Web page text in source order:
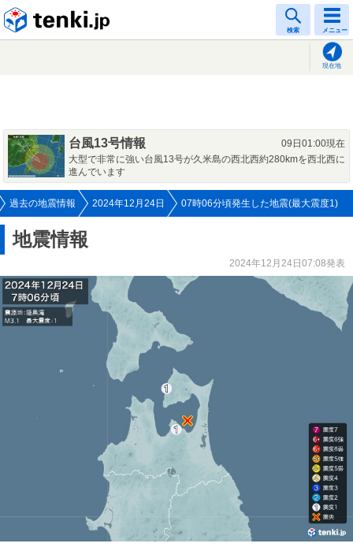
検索 メニュー
現在地
台風13号情報
09日01:00現在
大型で非常に強い台風13号が久米島の西北西約280kmを西北西に
進んでいます
過去の地震情報 2024年12月24日 07時06分頃発生した地震(最大震度1)
地震情報
2024年12月24日07:08発表